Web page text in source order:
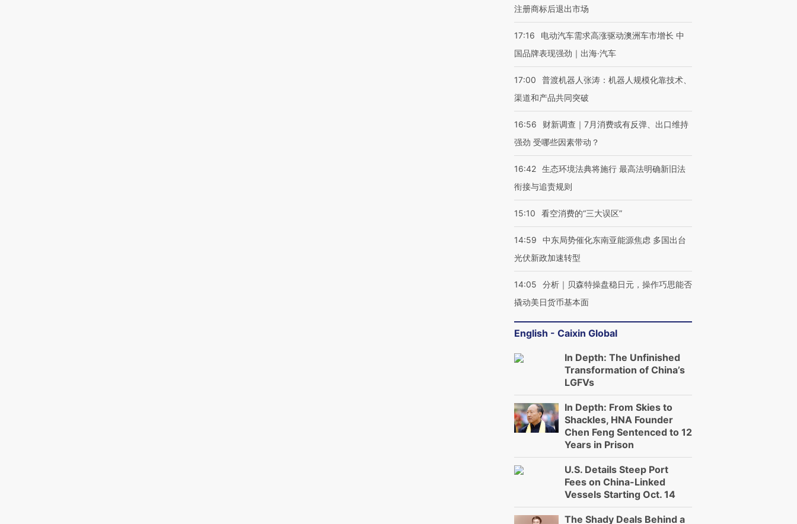
注册商标后退出市场
17:16
电动汽车需求高涨驱动澳洲车市增长 中
国品牌表现强劲｜出海·汽车
17:00
普渡机器人张涛：机器人规模化靠技术、
渠道和产品共同突破
16:56
财新调查｜7月消费或有反弹、出口维持
强劲 受哪些因素带动？
16:42 生态环境法典将施行 最高法明确新旧法
衔接与追责规则
15:10 看空消费的“三大误区”
14:59
中东局势催化东南亚能源焦虑 多国出台
光伏新政加速转型
14:05
分析｜贝森特操盘稳日元，操作巧思能否
撬动美日货币基本面
English - Caixin Global
In Depth: The Unfinished
Transformation of China’s
LGFVs
In Depth: From Skies to
Shackles, HNA Founder
Chen Feng Sentenced to 12
Years in Prison
U.S. Details Steep Port
Fees on China-Linked
Vessels Starting Oct. 14
The Shady Deals Behind a